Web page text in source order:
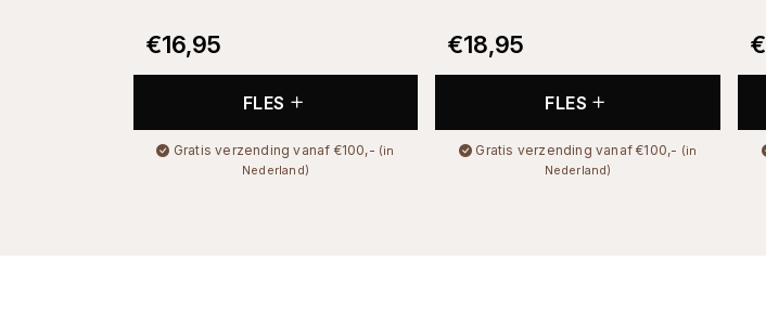
€16,95
FLES
Gratis verzending vanaf €100,- (in
Nederland)
€18,95
FLES
Gratis verzending vanaf €100,- (in
Nederland)
€